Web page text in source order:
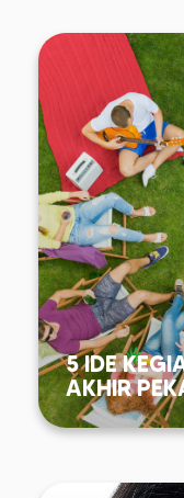
5 IDE
AKHIR